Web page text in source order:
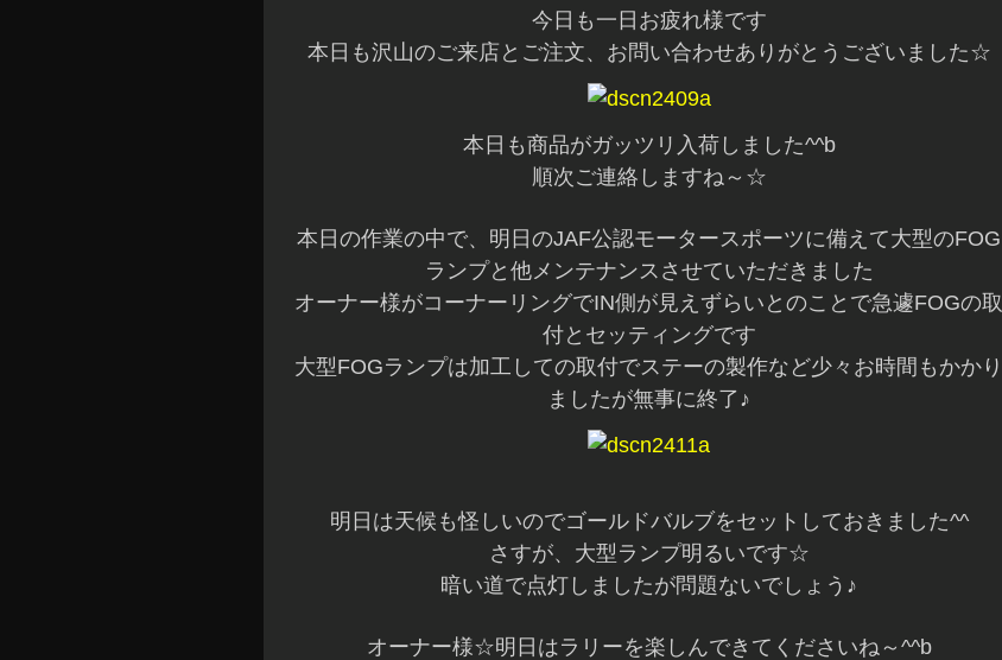
今日も一日お疲れ様です
本日も沢山のご来店とご注文、お問い合わせありがとうございました☆
本日も商品がガッツリ入荷しました^^b
順次ご連絡しますね～☆
本日の作業の中で、明日のJAF公認モータースポーツに備えて大型のFOG
ランプと他メンテナンスさせていただきました
オーナー様がコーナーリングでIN側が見えずらいとのことで急遽FOGの取
付とセッティングです
大型FOGランプは加工しての取付でステーの製作など少々お時間もかかり
ましたが無事に終了♪
明日は天候も怪しいのでゴールドバルブをセットしておきました^^
さすが、大型ランプ明るいです☆
暗い道で点灯しましたが問題ないでしょう♪
オーナー様☆明日はラリーを楽しんできてくださいね～^^b